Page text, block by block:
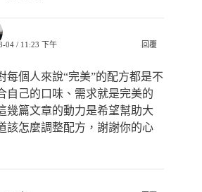
04 / 11:23 下午 回覆
每個人來說“完美”的配方都是不
自己的口味、需求就是完美的
幾篇文章的動力是希望幫助大
該怎麼調整配方，謝謝你的心